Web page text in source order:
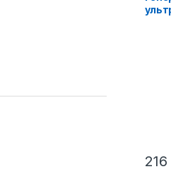
кГц